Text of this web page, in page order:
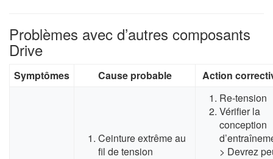
Problèmes avec d’autres composants
Drive
Symptômes Cause probable Action
Ceinture extrême au
fil de tension
Re-tension
Vérifier la
conception
> Devrez